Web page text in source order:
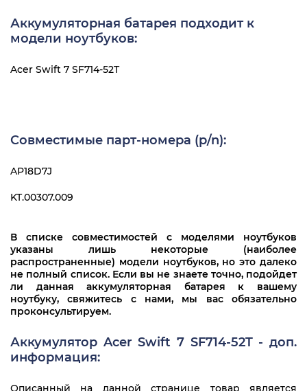
Аккумуляторная батарея подходит к
модели ноутбуков:
Acer Swift 7 SF714-52T
Совместимые парт-номера (p/n):
AP18D7J
KT.00307.009
В списке совместимостей с моделями ноутбуков
указаны лишь некоторые (наиболее
распространенные) модели ноутбуков, но это далеко
не полный список. Если вы не знаете точно, подойдет
ли данная аккумуляторная батарея к вашему
ноутбуку, свяжитесь с нами, мы вас обязательно
проконсультируем.
Аккумулятор Acer Swift 7 SF714-52T - доп.
информация:
Описанный на данной странице товар является